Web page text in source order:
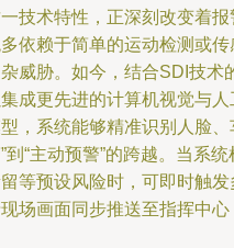
技术特性，正深刻改变着
依赖于简单的运动检测或
威胁。如今，结合SDI技术
成更先进的计算机视觉与
，系统能够精准识别人脸
到“主动预警”的跨越。当系
等预设风险时，可即时触
场画面同步推送至指挥中心